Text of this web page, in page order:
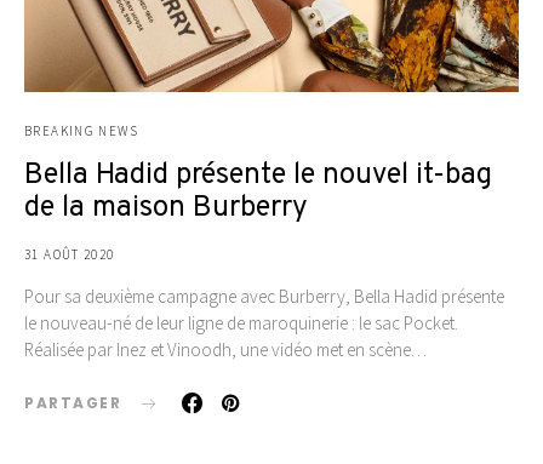
BREAKING NEWS
Bella Hadid présente le nouvel it-bag
de la maison Burberry
31 AOÛT 2020
Pour sa deuxième campagne avec Burberry, Bella Hadid présente
le nouveau-né de leur ligne de maroquinerie : le sac Pocket.
Réalisée par Inez et Vinoodh, une vidéo met en scène…
PARTAGER